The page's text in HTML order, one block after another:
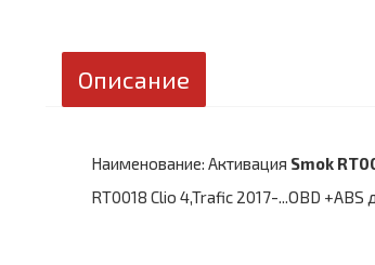
Описание
Наименование: Активация Smok
RT0018 Clio 4,Trafic 2017-...OBD